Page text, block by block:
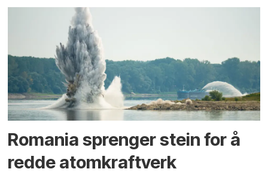
Romania sprenger stein for å
redde atomkraftverk